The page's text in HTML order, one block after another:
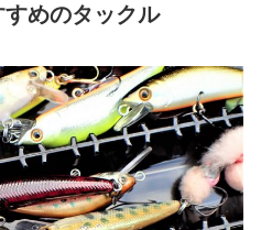
めのタックル